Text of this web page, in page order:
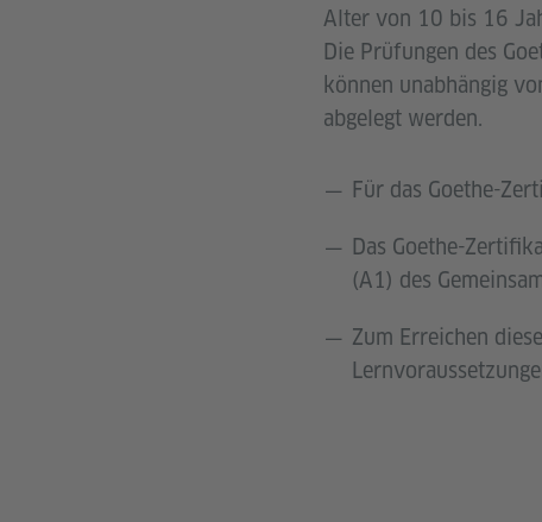
Alter von 10 bis 16
Die Prüfungen des
können unabhängig
abgelegt werden.
Für das Goethe-
Das Goethe-
(A1) des
Zum Erreichen